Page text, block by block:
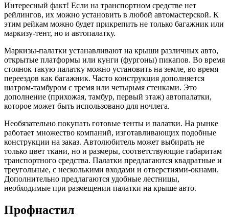
Интересный факт! Если на транспортном средстве нет
рейлингов, их можно установить в любой автомастерской. К
этим рейкам можно будет прикрепить не только багажник или
маркизу-тент, но и автопалатку.
Маркизы-палатки устанавливают на крыши различных авто,
открытые платформы или кунги (фургоны) пикапов. Во время
стоянок такую палатку можно установить на земле, во время
переездов как багажник. Часто конструкция дополняется
шатром-тамбуром с тремя или четырьмя стенками. Это
дополнение (прихожая, тамбур, первый этаж) автопалатки,
которое может быть использовано для ночлега.
Необязательно покупать готовые тенты и палатки. На рынке
работает множество компаний, изготавливающих подобные
конструкции на заказ. Автолюбитель может выбирать не
только цвет ткани, но и размеры, соответствующие габаритам
транспортного средства. Палатки предлагаются квадратные и
треугольные, с несколькими входами и отверстиями-окнами.
Дополнительно предлагаются удобные лестницы,
необходимые при размещении палатки на крыше авто.
Профнастил